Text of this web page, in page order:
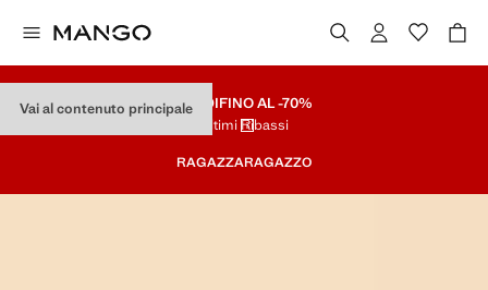
Vai al contenuto principaleSALDIFINO AL -70%
Ultimi Ribassi
RAGAZZARAGAZZO